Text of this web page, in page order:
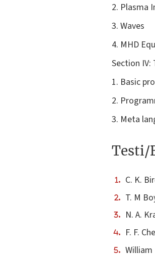
2. Plasma
3. Waves
4. MHD
Section
1. Basic
2.
3. Meta
Testi/
C. K.
T. M
N. A.
F. F.
William